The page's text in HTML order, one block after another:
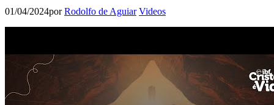
01/04/2024porRodolfo de Aguiar Videos